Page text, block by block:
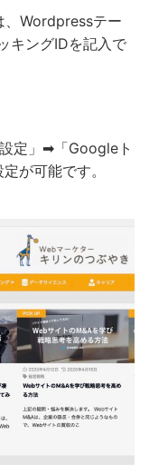
、Wordpressテー
キングIDを記入で
定」➡︎「Googleト
が可能です。